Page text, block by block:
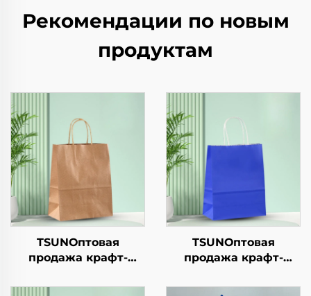
Рекомендации по новым
продуктам
TSUNОптовая
продажа крафт-
логотипом на заказ
TSUNОптовая
продажа крафт-
логотипом на заказ с